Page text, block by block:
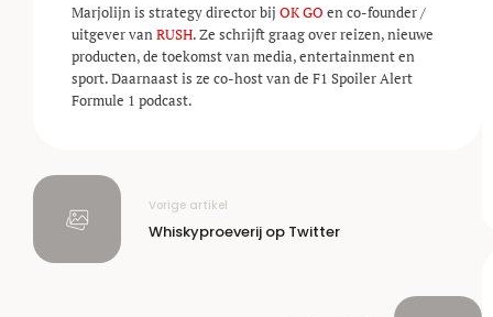
Marjolijn is strategy director bij OK GO en co-founder /
uitgever vanRUSH. Ze schrijft graag over reizen, nieuwe
producten, de toekomst van media, entertainment en
sport. Daarnaast is ze co-host van de F1 Spoiler Alert
Formule 1 podcast.
Vorige artikel
Whiskyproeverij op Twitter